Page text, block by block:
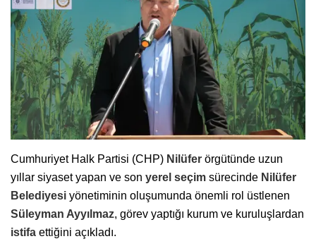
Cumhuriyet Halk Partisi (CHP) Nilüfer örgütünde uzun
yıllar siyaset yapan ve son yerel seçim sürecinde Nilüfer
Belediyesi yönetiminin oluşumunda önemli rol üstlenen
Süleyman Ayyılmaz, görev yaptığı kurum ve kuruluşlardan
istifa ettiğini açıkladı.